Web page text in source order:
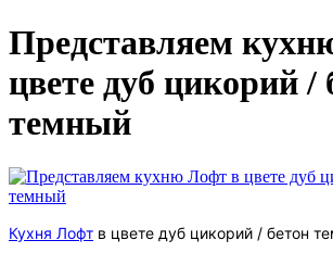
Представляем
цвете дуб цикорий /
темный
Кухня Лофт в цвете дуб цикорий / бетон